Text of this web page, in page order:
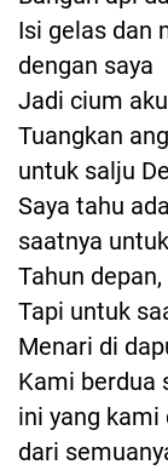
Isi gelas dan
dengan saya
Jadi cium
Tuangkan
untuk salju
Saya tahu
saatnya
Tahun
Tapi untuk
Menari di
Kami berdua
ini yang kami
dari